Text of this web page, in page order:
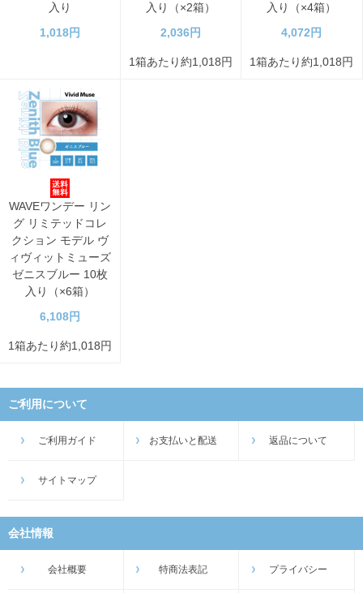
入り
1,018円
入り（×2箱）
2,036円
1箱あたり約1,018円
入り（×4箱）
4,072円
1箱あたり約1,018円
WAVEワンデー リン
グ リミテッドコレ
クション モデル ヴ
ィヴィットミューズ
ゼニスブルー 10枚
入り（×6箱）
6,108円
1箱あたり約1,018円
ご利用について
ご利用ガイド お支払いと配送 返品について
サイトマップ
会社情報
会社概要 特商法表記 プライバシー